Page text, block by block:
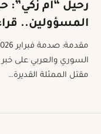
رحيل “أم زكي”:
المسؤولين..
السوري والعربي على
مقتل الممثلة القديرة…